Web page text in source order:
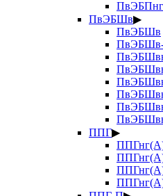
ПвЭБШв▶
ПвЭБШв
ППГ▶